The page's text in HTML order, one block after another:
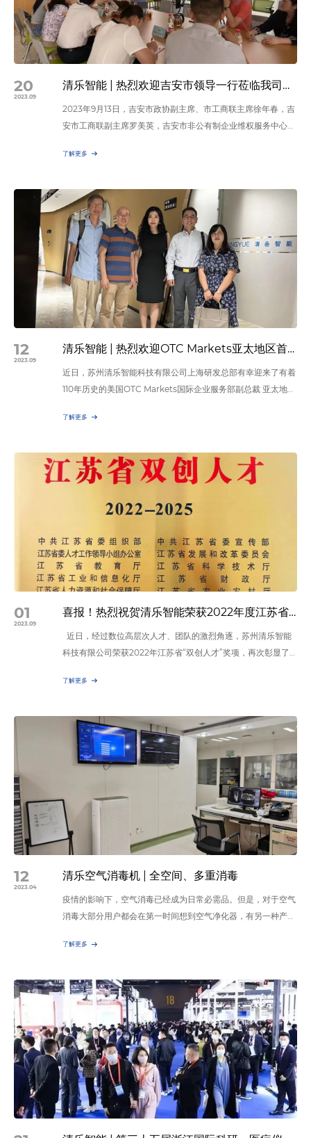
20
2023.09
清乐智能 | 热烈欢迎吉安市领导一行莅临我司参观交流
2023年9月13日，吉安市政协副主席、市工商联主席徐年春，吉
安市工商联副主席罗美英，吉安市非公有制企业维权服务中心干
井冈山市工商联专职副主席刘泳一行莅临苏州清乐智能科技有限
陪同座谈。 总经理张克军介绍了清乐公司的业务概况、发展历
程、产品与服务，以及近年来取得的成就和未来发展的方向。
领…
了解更多
12
2023.09
清乐智能 | 热烈欢迎OTC Markets亚太地区首席代表一行莅临我司参观交流
近日，苏州清乐智能科技有限公司上海研发总部有幸迎来了有着
110年历史的美国OTC Markets国际企业服务部副总裁 亚太地区
行参观交流。清乐公司总经理张克军热情接待并陪同座谈，双方
技有限公司得到国际资本的关注，在国际商界的重要地位和影响
力有了进一步提升。 客人和清乐公司高管们在…
了解更多
01
2023.09
喜报！热烈祝贺清乐智能荣获2022年度江苏省“双创人才”殊荣
近日，经过数位高层次人才、团队的激烈角逐，苏州清乐智能
科技有限公司荣获2022年江苏省“双创人才”奖项，再次彰显了
州清乐智能科技有限公司是2021年国家高新技术企业和苏州市
（“新型冠状病毒肺炎”疫情防控科技应急攻关第二批项目）和苏
州市冠状病毒感染应急防治科技专项立项，曾获得…
了解更多
12
2023.04
清乐空气消毒机 | 全空间、多重消毒
疫情的影响下，空气消毒已经成为日常必需品。但是，对于空气
消毒大部分用户都会在第⼀时间想到空气净化器，有另⼀种产品
就是今天将要带您了解的——空气消毒机。作为空气消毒的主要
物而受到广泛关注。首先，先了解空气消毒机和空气净化器的区
别。空气净化器是一种家用或类似用途电器，具有去除空气中颗
了解更多